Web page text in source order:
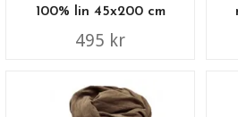
100% lin 45x200 cm
495 kr